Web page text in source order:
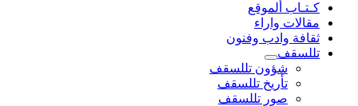
كـتـاب ألموقع
مقالات واراء
ثقافة وادب وفنون
تللسقف
شؤون تللسقف
تأريخ تللسقف
صور تللسقف